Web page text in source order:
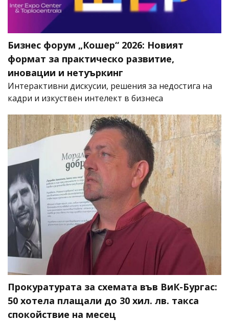
Бизнес форум „Кошер“ 2026: Новият
формат за практическо развитие,
иновации и нетуъркинг
Интерактивни дискусии, решения за недостига на
кадри и изкуствен интелект в бизнеса
Прокуратурата за схемата във ВиК-Бургас:
50 хотела плащали до 30 хил. лв. такса
спокойствие на месец